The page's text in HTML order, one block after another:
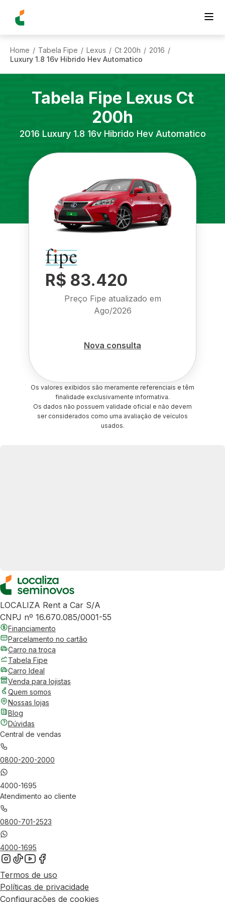
Home / Tabela Fipe / Lexus / Ct 200h / 2016 /
Luxury 1.8 16v Hibrido Hev Automatico
Tabela Fipe Lexus Ct
200h
2016 Luxury 1.8 16v Hibrido Hev Automatico
R$ 83.420
Preço Fipe atualizado em
Ago/2026
Nova consulta
Os valores exibidos são meramente referenciais e têm
finalidade exclusivamente informativa.
Os dados não possuem validade oficial e não devem
ser considerados como uma avaliação de veículos
usados.
LOCALIZA Rent a Car S/A
CNPJ nº 16.670.085/0001-55
Financiamento
Parcelamento no cartão
Carro na troca
Tabela Fipe
Carro Ideal
Venda para lojistas
Quem somos
Nossas lojas
Blog
Dúvidas
Central de vendas
0800-200-2000
4000-1695
Atendimento ao cliente
0800-701-2523
4000-1695
Termos de uso
Políticas de privacidade
Configurações de cookies